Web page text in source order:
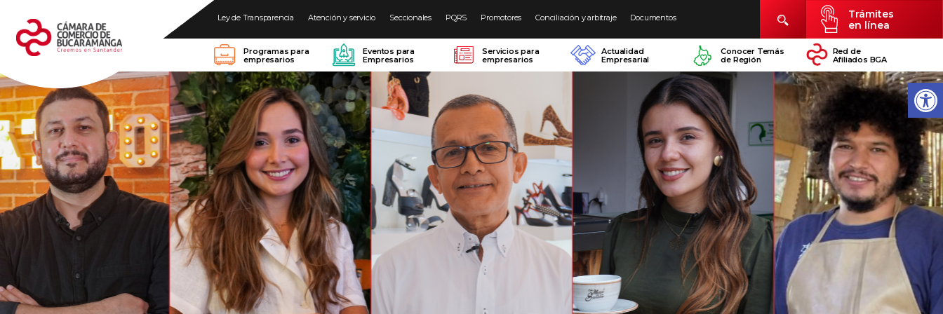
Ley de Transparencia Atención y servicio Seccionales PQRS Promotores Conciliación y arbitraje Documentos
Trámites
en línea
Programas para
empresarios
Eventos para
Empresarios
Servicios para
empresarios
Actualidad
Empresarial
Conocer Temás
de Región
Red de
Afiliados BGA